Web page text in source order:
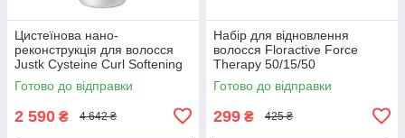
Цистеїнова нано-
реконструкція для волосся
Justk Cysteine Curl Softening
Smoothing Treatment, 1000
мл
Готово до відправки
2 590 ₴ 4 642 ₴
Набір для відновлення
волосся Floractive Force
Therapy 50/15/50
Готово до відправки
299 ₴ 425 ₴